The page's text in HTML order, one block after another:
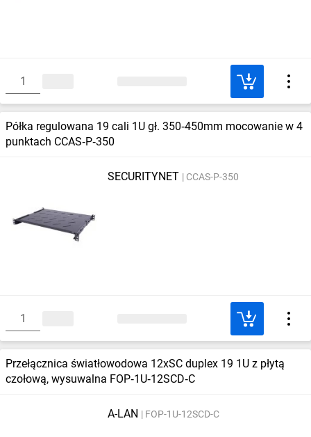
Półka regulowana 19 cali 1U gł. 350‑450mm mocowanie w 4
punktach CCAS‑P‑350
SECURITYNET CCAS-P-350
Przełącznica światłowodowa 12xSC duplex 19 1U z płytą
czołową, wysuwalna FOP‑1U‑12SCD‑C
A-LAN FOP-1U-12SCD-C